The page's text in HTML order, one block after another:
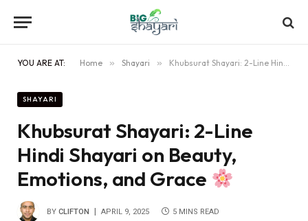
YOU ARE AT: Home » Shayari » Khubsurat Shayari: 2-Line Hindi Shayari on Beauty, Emotions, and Grace
SHAYARI
Khubsurat Shayari: 2-Line
Hindi Shayari on Beauty,
Emotions, and Grace
BY CLIFTON APRIL 9, 2025 5 MINS READ